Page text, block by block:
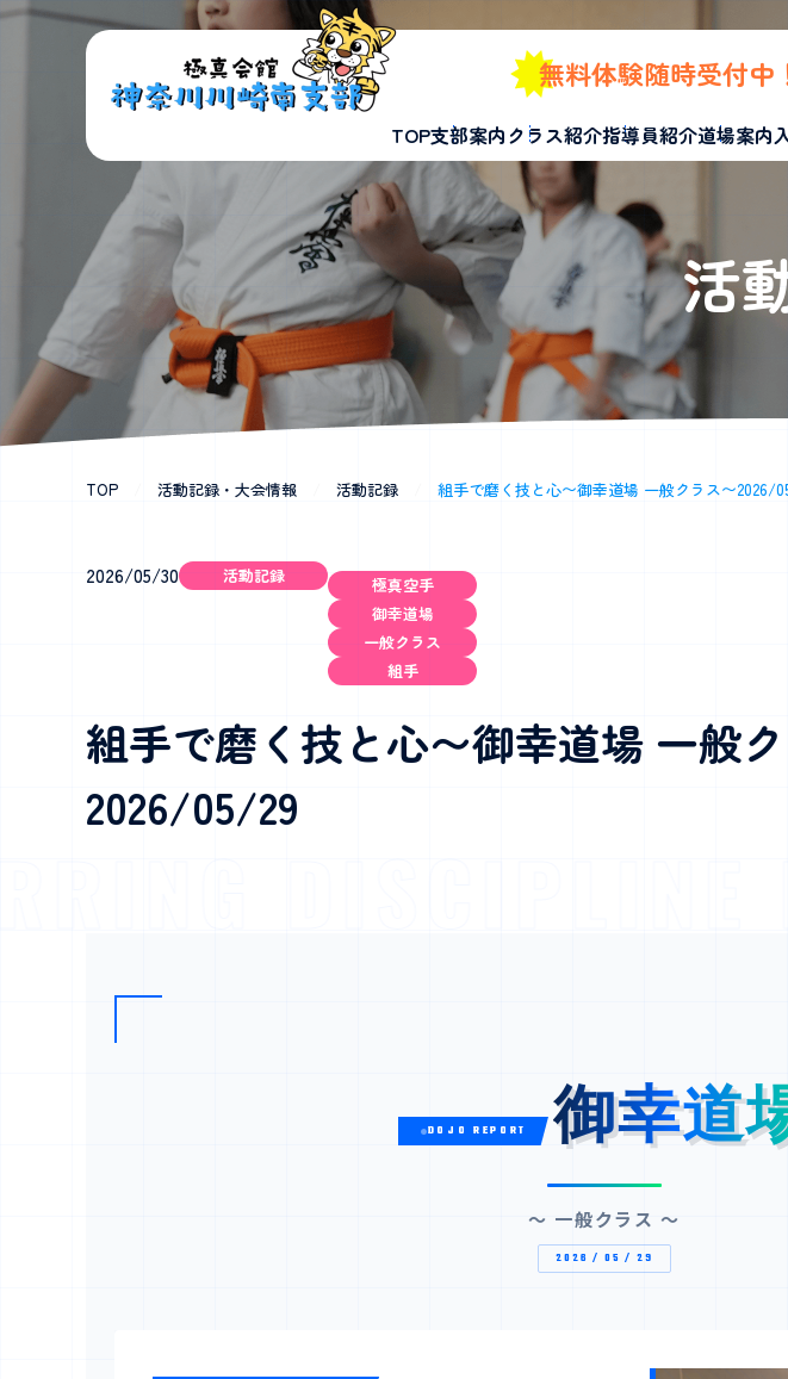
TOP支部案内クラス紹介指導員紹介道場案内
無料体験随時受付中
活
TOP 活動記録・大会情報 活動記録 組手で磨く技と心〜御幸道場 一般クラス〜2026/
2026/05/30 活動記録
極真空手
御幸道場
一般クラス
組手
組手で磨く技と心〜御幸道場 一般
2026/05/29
DISCIPLINE
DOJO REPORT 御幸道
御幸道
〜 一般クラス 〜
2026 / 05 / 29